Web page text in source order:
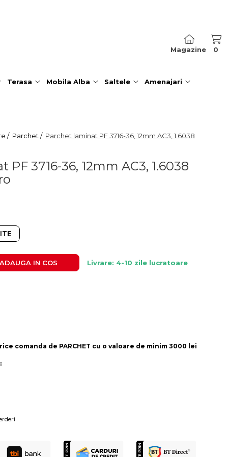
Magazine 0
Terasa Mobila Alba Saltele Amenajari
/ Parchet / Parchet laminat PF 3716-36, 12mm AC3, 1.6038
3716-36, 12mm AC3, 1.6038
ADAUGA IN COS Livrare: 4-10 zile lucratoare
comanda de PARCHET cu o valoare de minim 3000 lei